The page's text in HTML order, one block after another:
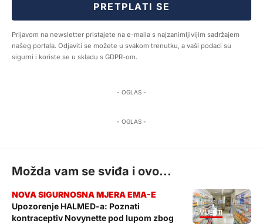
PRETPLATI SE
Prijavom na newsletter pristajete na e-maila s najzanimljivijim sadržajem
našeg portala. Odjaviti se možete u svakom trenutku, a vaši podaci su
sigurni i koriste se u skladu s GDPR-om.
- OGLAS -
- OGLAS -
Možda vam se sviđa i ovo...
VIJESTI
Upozorenje HALMED-a: Poznati
kontraceptiv Novynette pod lupom zbog